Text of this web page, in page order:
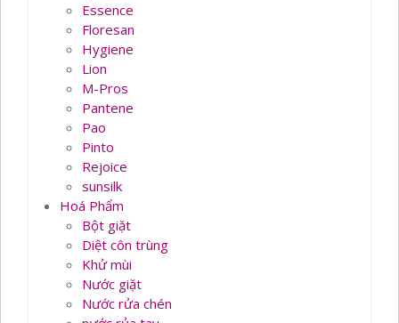
Essence
Floresan
Hygiene
Lion
M-Pros
Pantene
Pao
Pinto
Rejoice
sunsilk
Hoá Phẩm
Bột giặt
Diệt côn trùng
Khử mùi
Nước giặt
Nước rửa chén